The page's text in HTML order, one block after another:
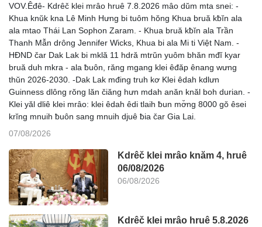
VOV.Êđê- Kdrêč klei mrâo hruê 7.8.2026 mâo dŭm mta snei: -
Khua knŭk kna Lê Minh Hưng bi tuôm hŏng Khua bruă kƀĭn ala
ala mtao Thái Lan Sophon Zaram. - Khua bruă kƀĭn ala Trần
Thanh Mẫn drông Jennifer Wicks, Khua bi ala Mi ti Việt Nam. -
HĐND čar Dak Lak bi mklă 11 hdră mtrŭn yuôm bhăn mđĭ kyar
bruă duh mkra - ala ƀuôn, răng mgang klei êđăp ênang wưng
thŭn 2026-2030. -Dak Lak mđing truh kơ Klei êdah kdlưn
Guinness dlông rŏng lăn čiăng hưn mdah anăn knăl boh durian. -
Klei yăl dliê klei mrâo: klei êdah êdi tlaih ƀun mơ̆ng 8000 gŏ êsei
krĭng mnuih ƀuôn sang mnuih djuê ƀia čar Gia Lai.
07/08/2026
Kdrêč klei mrâo knăm 4, hruê
06/08/2026
06/08/2026
Kdrêč klei mrâo hruê 5.8.2026